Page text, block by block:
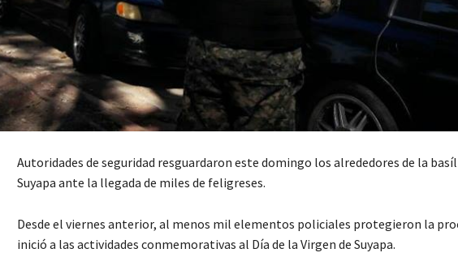
Autoridades de seguridad resguardaron este domingo los alrededores de la
Suyapa ante la llegada de miles de feligreses.
Desde el viernes anterior, al menos mil elementos policiales protegieron la
inició a las actividades conmemorativas al Día de la Virgen de Suyapa.